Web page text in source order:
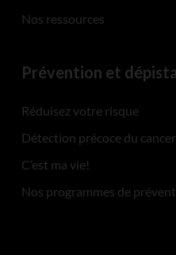
Nos ressources
Prévention et
Réduisez votre risque
Détection précoce du cancer
C’est ma vie!
Nos programmes de